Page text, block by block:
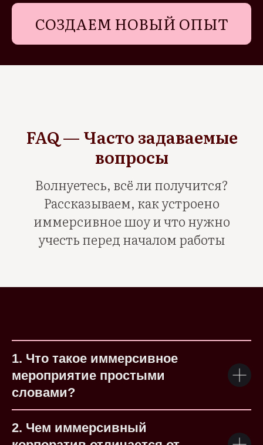
СОЗДАЕМ НОВЫЙ ОПЫТ
FAQ — Часто задаваемые
вопросы
Волнуетесь, всё ли получится?
Рассказываем, как устроено
иммерсивное шоу и что нужно
учесть перед началом работы
1. Что такое иммерсивное
мероприятие простыми
словами?
2. Чем иммерсивный